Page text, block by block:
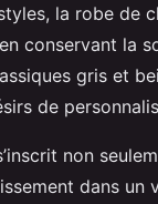
la robe de
conservant la
gris et
de
non
dans un